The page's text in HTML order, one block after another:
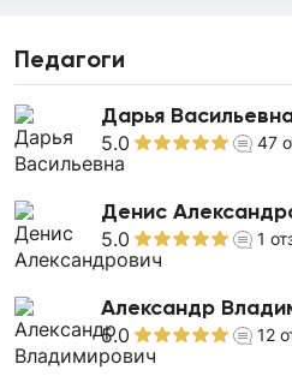
Педагоги
Дарья
5.0 47
Денис
5.0 1
Александр
5.0 12